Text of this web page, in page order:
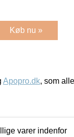
Køb nu »
Apopro.dk, som
varer indenfor